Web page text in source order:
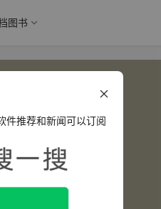
图书
件推荐和新闻可以订阅